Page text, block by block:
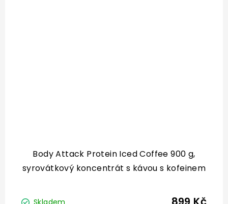
Body Attack Protein Iced Coffee 900 g,
syrovátkový koncentrát s kávou s kofeinem
Skladem